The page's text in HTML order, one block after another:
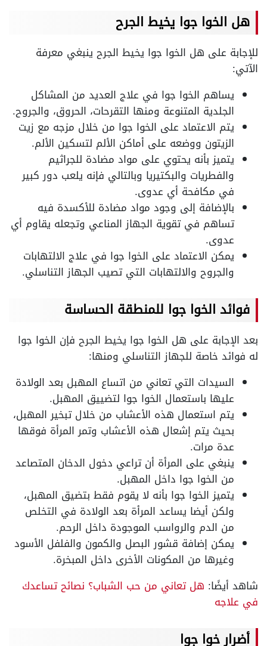
هل الخوا جوا يخيط الجرح
للإجابة على هل الخوا جوا يخيط الجرح ينبغي معرفة
الآتي:
يساهم الخوا جوا في علاج العديد من المشاكل
الجلدية المتنوعة ومنها التقرحات، الحروق، والجروح.
يتم الاعتماد على الخوا جوا من خلال مزجه مع زيت
الزيتون ووضعه على أماكن الألم لتسكين الألم.
يتميز بأنه يحتوي على مواد مضادة للجراثيم
والفطريات والبكتيريا وبالتالي فإنه يلعب دور كبير
في مكافحة أي عدوى.
بالإضافة إلى وجود مواد مضادة للأكسدة فيه
تساهم في تقوية الجهاز المناعي وتجعله يقاوم أي
عدوى.
يمكن الاعتماد على الخوا جوا في علاج الالتهابات
والجروح والالتهابات التي تصيب الجهاز التناسلي.
فوائد الخوا جوا للمنطقة الحساسة
بعد الإجابة على هل الخوا جوا يخيط الجرح فإن الخوا جوا
له فوائد خاصة للجهاز التناسلي ومنها:
السيدات التي تعاني من اتساع المهبل بعد الولادة
عليها باستعمال الخوا جوا لتضييق المهبل.
يتم استعمال هذه الأعشاب من خلال تبخير المهبل،
بحيث يتم إشعال هذه الأعشاب وتمر المرأة فوقها
عدة مرات.
ينبغي على المرأة أن تراعي دخول الدخان المتصاعد
من الخوا جوا داخل المهبل.
يتميز الخوا جوا بأنه لا يقوم فقط بتضيق المهبل،
ولكن أيضا يساعد المرأة بعد الولادة في التخلص
من الدم والرواسب الموجودة داخل الرحم.
يمكن إضافة قشور البصل والكمون والفلفل الأسود
وغيرها من المكونات الأخرى داخل المبخرة.
شاهد أيضًا: هل تعاني من حب الشباب؟ نصائح تساعدك
في علاجه
أضرار خوا جوا